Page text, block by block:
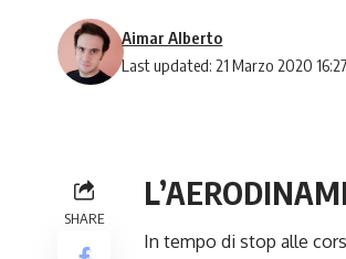
Last updated: 21 Marzo 2020 16:27
Aimar Alberto
SHARE
In tempo di stop alle